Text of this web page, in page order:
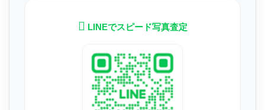
LINEでスピード写真査定